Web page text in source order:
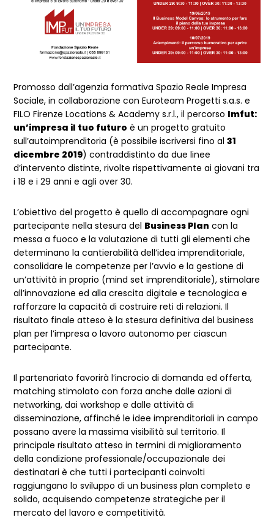
Promosso dall’agenzia formativa Spazio Reale Impresa
Sociale, in collaborazione con Euroteam Progetti s.a.s. e
FILO Firenze Locations & Academy s.r.l., il percorso Imfut:
un’impresa il tuo futuro è un progetto gratuito
sull’autoimprenditoria (è possibile iscriversi fino al31
dicembre 2019) contraddistinto da due linee
d’intervento distinte, rivolte rispettivamente ai giovani tra
i 18 e i 29 anni e agli over 30.
L’obiettivo del progetto è quello di accompagnare ogni
partecipante nella stesura del Business Plan con la
messa a fuoco e la valutazione di tutti gli elementi che
determinano la cantierabilità dell’idea imprenditoriale,
consolidare le competenze per l’avvio e la gestione di
un’attività in proprio (mind set imprenditoriale), stimolare
all’innovazione ed alla crescita digitale e tecnologica e
rafforzare la capacità di costruire reti di relazioni. Il
risultato finale atteso è la stesura definitiva del business
plan per l’impresa o lavoro autonomo per ciascun
partecipante.
Il partenariato favorirà l’incrocio di domanda ed offerta,
matching stimolato con forza anche dalle azioni di
networking, dai workshop e dalle attività di
disseminazione, affinché le idee imprenditoriali in campo
possano avere la massima visibilità sul territorio. Il
principale risultato atteso in termini di miglioramento
della condizione professionale/occupazionale dei
destinatari è che tutti i partecipanti coinvolti
raggiungano lo sviluppo di un business plan completo e
solido, acquisendo competenze strategiche per il
mercato del lavoro e competitività.